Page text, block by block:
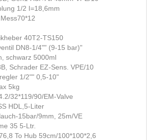
1/2 I=18,6mm
40T2-TS150
DN8-1/4"" (9-15 bar)"
schwarz 5000ml
Schrader EZ-Sens. VPE/10
1/2"" 0,5-10"
5kg
32*119/90/EM-Valve
HDL,5-Liter
15bar/9mm, 25m/VE
35 5-Ltr.
To Hub 59cm/100*100*2,6